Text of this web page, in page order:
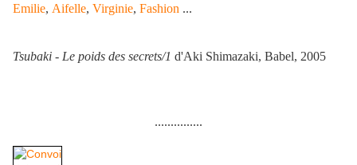
Emilie, Aifelle, Virginie, Fashion ...
Tsubaki - Le poids des secrets/1 d'Aki Shimazaki, Babel, 2005
...............